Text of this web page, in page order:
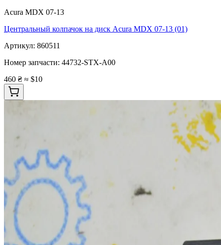
Acura MDX 07-13
Центральный колпачок на диск Acura MDX 07-13 (01)
Артикул: 860511
Номер запчасти: 44732-STX-A00
460 ₴ ≈ $10